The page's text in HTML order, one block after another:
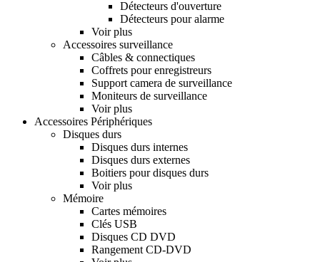
Détecteurs d'ouverture
Détecteurs pour alarme
Voir plus
Accessoires surveillance
Câbles & connectiques
Coffrets pour enregistreurs
Support camera de surveillance
Moniteurs de surveillance
Voir plus
Accessoires Périphériques
Disques durs
Disques durs internes
Disques durs externes
Boitiers pour disques durs
Voir plus
Mémoire
Cartes mémoires
Clés USB
Disques CD DVD
Rangement CD-DVD